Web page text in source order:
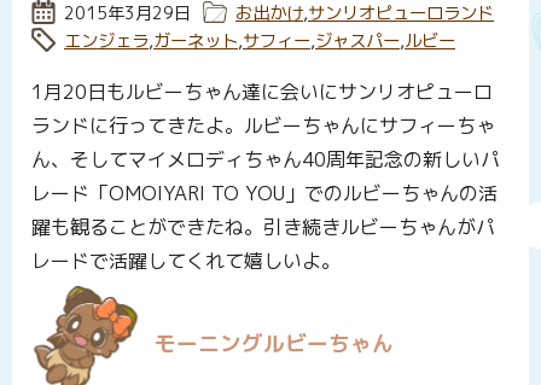
投稿日:
2015年3月29日 カテゴリー:
お出かけ,サンリオピューロランド
タグ:
エンジェラ,ガーネット,サフィー,ジャスパー,ルビー
1月20日もルビーちゃん達に会いにサンリオピューロ
ランドに行ってきたよ。ルビーちゃんにサフィーちゃ
ん、そしてマイメロディちゃん40周年記念の新しいパ
レード「OMOIYARI TO YOU」でのルビーちゃんの活
躍も観ることができたね。引き続きルビーちゃんがパ
レードで活躍してくれて嬉しいよ。
モーニングルビーちゃん